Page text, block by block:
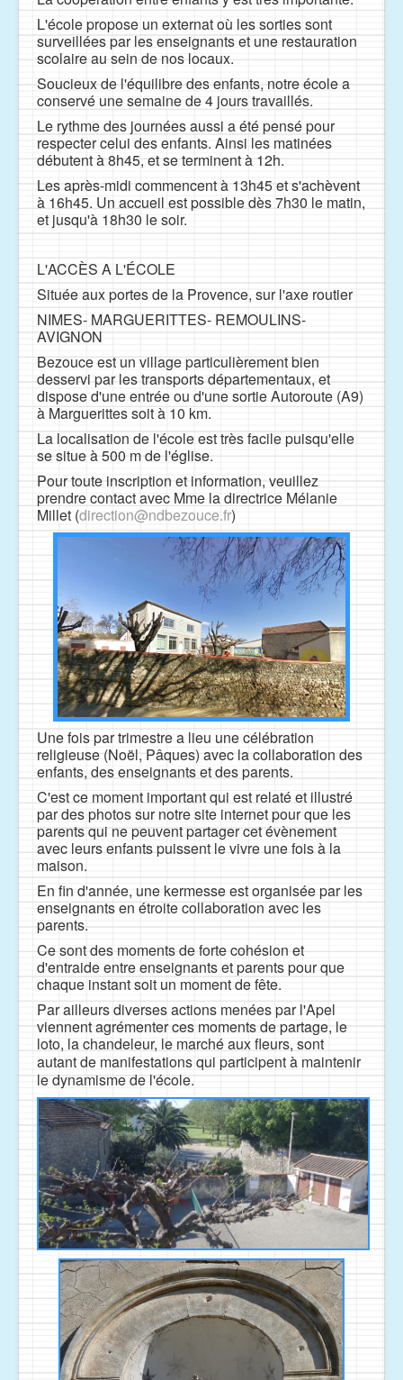
L'école propose un externat où les sorties sont
surveillées par les enseignants et une restauration
scolaire au sein de nos locaux.
Soucieux de l'équilibre des enfants, notre école a
conservé une semaine de 4 jours travaillés.
Le rythme des journées aussi a été pensé pour
respecter celui des enfants. Ainsi les matinées
débutent à 8h45, et se terminent à 12h.
Les après-midi commencent à 13h45 et s'achèvent
à 16h45. Un accueil est possible dès 7h30 le matin,
et jusqu'à 18h30 le soir.
L'ACCÈS A L'ÉCOLE
Située aux portes de la Provence, sur l'axe routier
NIMES- MARGUERITTES- REMOULINS-
AVIGNON
Bezouce est un village particulièrement bien
desservi par les transports départementaux, et
dispose d'une entrée ou d'une sortie Autoroute (A9)
à Marguerittes soit à 10 km.
La localisation de l'école est très facile puisqu'elle
se situe à 500 m de l'église.
Pour toute inscription et information, veuillez
prendre contact avec Mme la directrice Mélanie
Millet (direction@ndbezouce.fr)
Une fois par trimestre a lieu une célébration
religieuse (Noël, Pâques) avec la collaboration des
enfants, des enseignants et des parents.
C'est ce moment important qui est relaté et illustré
par des photos sur notre site internet pour que les
parents qui ne peuvent partager cet évènement
avec leurs enfants puissent le vivreune fois à la
maison.
En fin d'année, une kermesse est organisée par les
enseignants en étroite collaboration avec les
parents.
Ce sont des moments de forte cohésion et
d'entraide entre enseignants et parents pour que
chaque instant soit un moment de fête.
Par ailleurs diverses actions menées par l'Apel
viennent agrémenter ces moments de partage, le
loto, la chandeleur, le marché aux fleurs, sont
autant de manifestations qui participent à maintenir
le dynamisme de l'école.